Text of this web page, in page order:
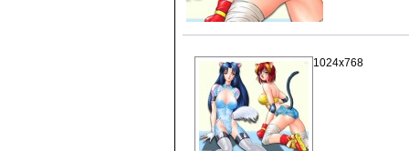
1024x768